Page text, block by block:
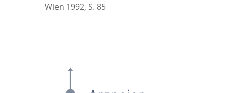
Wien 1992, S. 85